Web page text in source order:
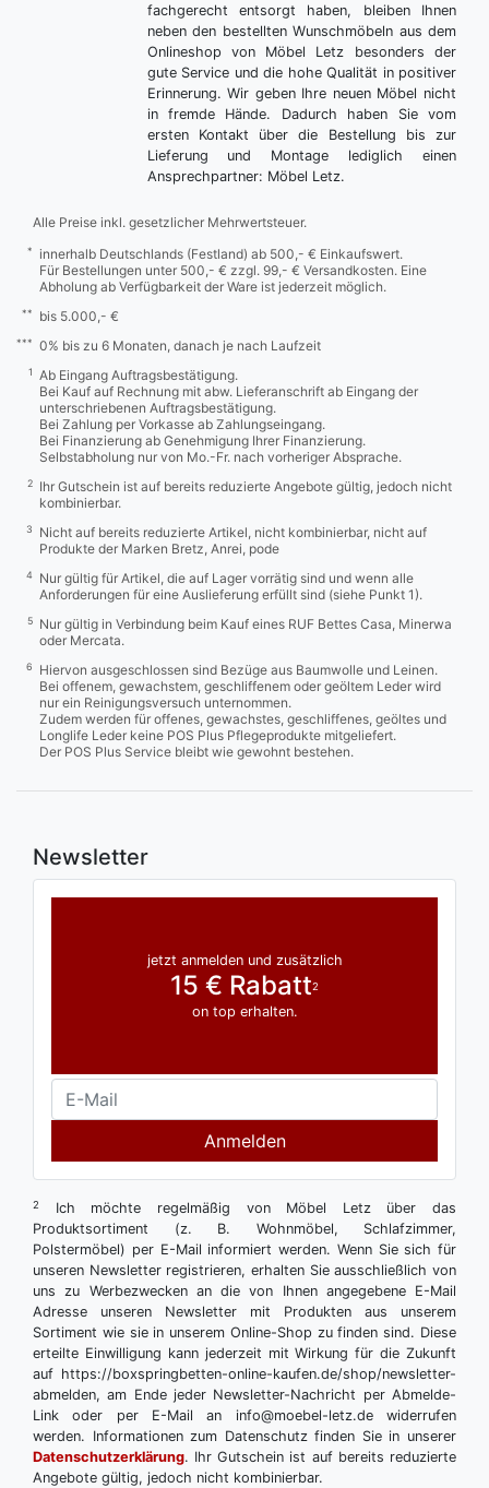
fachgerecht entsorgt haben, bleiben Ihnen
neben den bestellten Wunschmöbeln aus dem
Onlineshop von Möbel Letz besonders der
gute Service und die hohe Qualität in positiver
Erinnerung. Wir geben Ihre neuen Möbel nicht
in fremde Hände. Dadurch haben Sie vom
ersten Kontakt über die Bestellung bis zur
Lieferung und Montage lediglich einen
Ansprechpartner: Möbel Letz.
Alle Preise inkl. gesetzlicher Mehrwertsteuer.
*
innerhalb Deutschlands (Festland) ab 500,- € Einkaufswert.
Für Bestellungen unter 500,- € zzgl. 99,- € Versandkosten. Eine
Abholung ab Verfügbarkeit der Ware ist jederzeit möglich.
** bis 5.000,- €
*** 0% bis zu 6 Monaten, danach je nach Laufzeit
1
Ab Eingang Auftragsbestätigung.
Bei Kauf auf Rechnung mit abw. Lieferanschrift ab Eingang der
unterschriebenen Auftragsbestätigung.
Bei Zahlung per Vorkasse ab Zahlungseingang.
Bei Finanzierung ab Genehmigung Ihrer Finanzierung.
Selbstabholung nur von Mo.-Fr. nach vorheriger Absprache.
2
Ihr Gutschein ist auf bereits reduzierte Angebote gültig, jedoch nicht
kombinierbar.
3
Nicht auf bereits reduzierte Artikel, nicht kombinierbar, nicht auf
Produkte der Marken Bretz, Anrei, pode
4
Nur gültig für Artikel, die auf Lager vorrätig sind und wenn alle
Anforderungen für eine Auslieferung erfüllt sind (siehe Punkt 1).
5
Nur gültig in Verbindung beim Kauf eines RUF Bettes Casa, Minerwa
oder Mercata.
6
Hiervon ausgeschlossen sind Bezüge aus Baumwolle und Leinen.
Bei offenem, gewachstem, geschliffenem oder geöltem Leder wird
nur ein Reinigungsversuch unternommen.
Zudem werden für offenes, gewachstes, geschliffenes, geöltes und
Longlife Leder keine POS Plus Pflegeprodukte mitgeliefert.
Der POS Plus Service bleibt wie gewohnt bestehen.
Newsletter
jetzt anmelden und zusätzlich
15 € Rabatt2
on top erhalten.
Anmelden
2
Ich möchte regelmäßig von Möbel Letz über das
Produktsortiment (z. B. Wohnmöbel, Schlafzimmer,
Polstermöbel) per E-Mail informiert werden. Wenn Sie sich für
unseren Newsletter registrieren, erhalten Sie ausschließlich von
uns zu Werbezwecken an die von Ihnen angegebene E-Mail
Adresse unseren Newsletter mit Produkten aus unserem
Sortiment wie sie in unserem Online-Shop zu finden sind. Diese
erteilte Einwilligung kann jederzeit mit Wirkung für die Zukunft
auf https://boxspringbetten-online-kaufen.de/shop/newsletter-
abmelden, am Ende jeder Newsletter-Nachricht per Abmelde-
Link oder per E-Mail an info@moebel-letz.de widerrufen
werden. Informationen zum Datenschutz finden Sie in unserer
Datenschutzerklärung. Ihr Gutschein ist auf bereits reduzierte
Angebote gültig, jedoch nicht kombinierbar.